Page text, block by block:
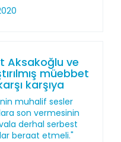
Aksakoğlu ve
müebbet
karşıya
muhalif sesler
son vermesinin
derhal serbest
beraat etmeli."